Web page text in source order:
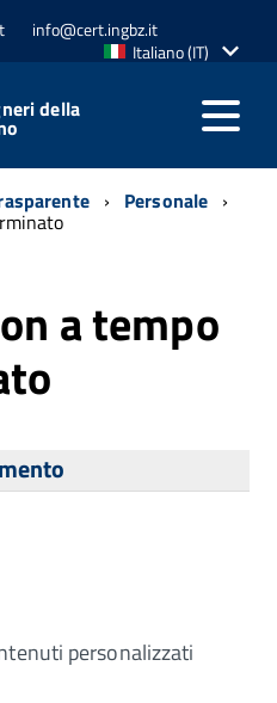
info@cert.ingbz.it
LinguaItaliano (IT)
della
Personale
a tempo
personalizzati